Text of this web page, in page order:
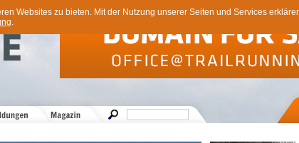
Websites zu bieten. Mit der Nutzung unserer Seiten und Services
.